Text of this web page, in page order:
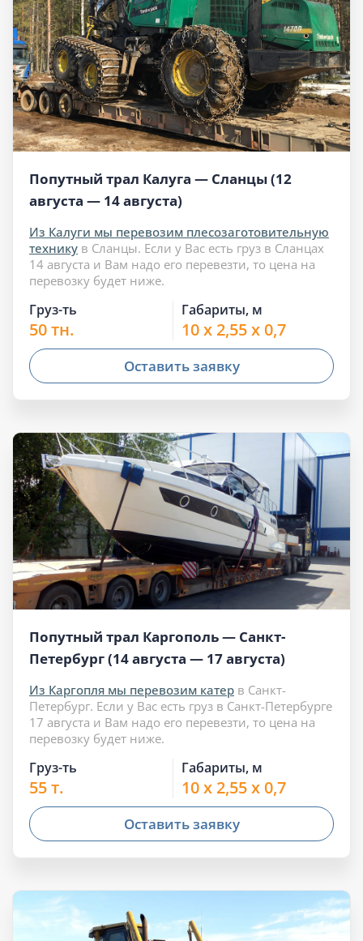
Попутный трал Калуга — Сланцы (12
августа — 14 августа)
Из Калуги мы перевозим плесозаготовительную
технику в Сланцы. Если у Вас есть груз в Сланцах
14 августа и Вам надо его перевезти, то цена на
перевозку будет ниже.
Груз-ть
50 тн.
Габариты, м
10 x 2,55 x 0,7
Оставить заявку
Попутный трал Каргополь — Санкт-
Петербург (14 августа — 17 августа)
Из Каргопля мы перевозим катер в Санкт-
Петербург. Если у Вас есть груз в Санкт-Петербурге
17 августа и Вам надо его перевезти, то цена на
перевозку будет ниже.
Груз-ть
55 т.
Габариты, м
10 x 2,55 x 0,7
Оставить заявку